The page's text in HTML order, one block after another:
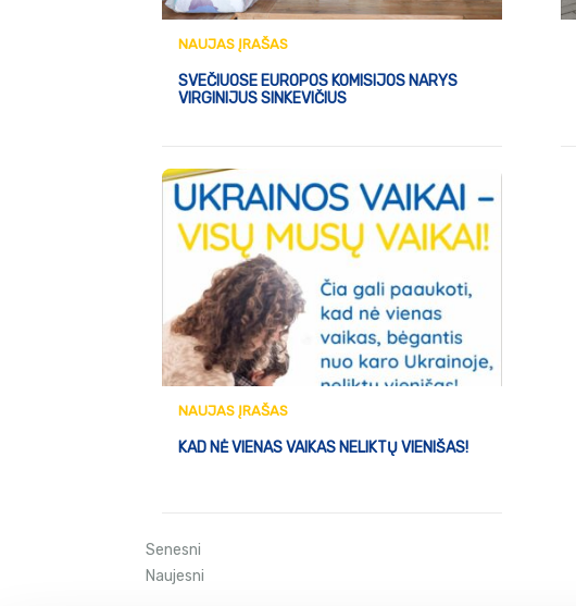
NAUJAS ĮRAŠAS
SVEČIUOSE EUROPOS KOMISIJOS NARYS
VIRGINIJUS SINKEVIČIUS
NAUJAS ĮRAŠAS
KAD NĖ VIENAS VAIKAS NELIKTŲ VIENIŠAS!
Posts
navigation
Senesni
Naujesni